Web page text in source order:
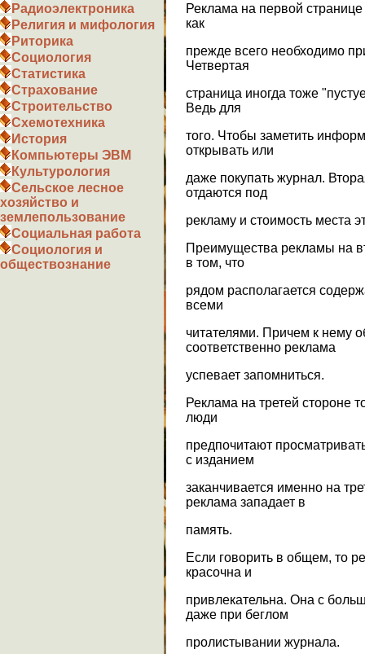
Радиоэлектроника
Религия и мифология
Риторика
Социология
Статистика
Страхование
Строительство
Схемотехника
История
Компьютеры ЭВМ
Культурология
Сельское лесное
хозяйство и
землепользование
Социальная работа
Социология и
обществознание
Реклама на первой странице
как
прежде всего необходимо
Четвертая
страница иногда тоже
Ведь для
того. Чтобы заметить
открывать или
даже покупать журнал.
отдаются под
рекламу и стоимость места
Преимущества рекламы на
в том, что
рядом располагается
всеми
читателями. Причем к нему
соответственно реклама
успевает запомниться.
Реклама на третей стороне
люди
предпочитают
с изданием
заканчивается именно на
реклама западает в
память.
Если говорить в общем, то
красочна и
привлекательна. Она с
даже при беглом
пролистывании журнала.